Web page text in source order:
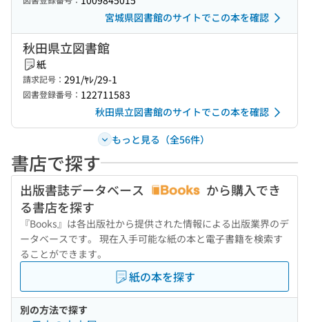
宮城県図書館のサイトでこの本を確認
秋田県立図書館
紙
請求記号： 291/ﾔﾚ/29-1
図書登録番号： 122711583
秋田県立図書館のサイトでこの本を確認
もっと見る（全56件）
書店で探す
出版書誌データベース
から購入でき
る書店を探す
『Books』は各出版社から提供された情報による出版業界のデ
ータベースです。 現在入手可能な紙の本と電子書籍を検索す
ることができます。
紙の本を探す
別の方法で探す